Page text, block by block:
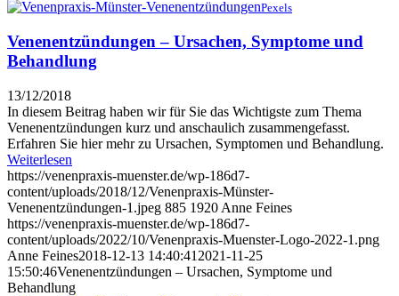
Pexels
Venenentzündungen – Ursachen, Symptome und
Behandlung
13/12/2018
In diesem Beitrag haben wir für Sie das Wichtigste zum Thema
Venenentzündungen kurz und anschaulich zusammengefasst.
Erfahren Sie hier mehr zu Ursachen, Symptomen und Behandlung.
Weiterlesen
https://venenpraxis-muenster.de/wp-186d7-
content/uploads/2018/12/Venenpraxis-Münster-
Venenentzündungen-1.jpeg 885 1920 Anne Feines
https://venenpraxis-muenster.de/wp-186d7-
content/uploads/2022/10/Venenpraxis-Muenster-Logo-2022-1.png
Anne Feines2018-12-13 14:40:41 2021-11-25
15:50:46Venenentzündungen – Ursachen, Symptome und
Behandlung